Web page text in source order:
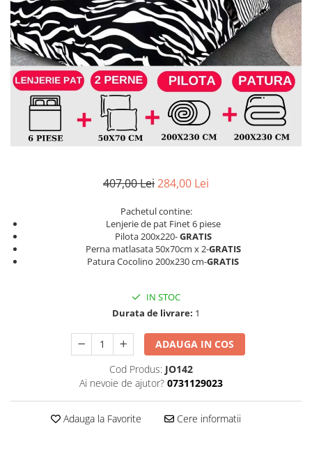
Lenjerii de pat Bumbac 100%
Lenjerii de pat Cocolino
Lenjerii de pat Finet + 2 Draperii
Lenjerii de pat Saten 4 piese cu
elastic
407,00 Lei284,00 Lei
Pachetul contine:
Lenjerie de pat Finet 6 piese
Pilota 200x220-GRATIS
Perna matlasata 50x70cm x 2-GRATIS
Patura Cocolino 200x230 cm-GRATIS
IN STOC
Durata de livrare: 1
ADAUGA IN COS
Cod Produs: JO142
Ai nevoie de ajutor? 0731129023
Adauga la Favorite Cere informatii